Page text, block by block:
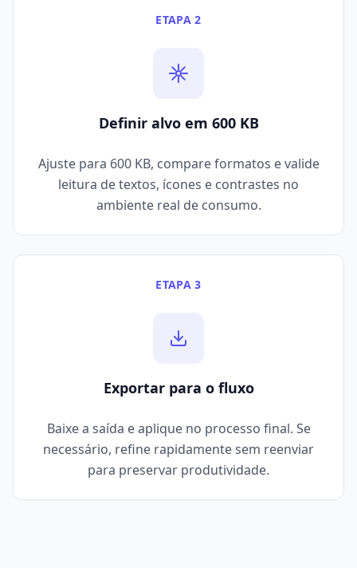
ETAPA 2
Definir alvo em 600 KB
Ajuste para 600 KB, compare formatos e valide
leitura de textos, ícones e contrastes no
ambiente real de consumo.
ETAPA 3
Exportar para o fluxo
Baixe a saída e aplique no processo final. Se
necessário, refine rapidamente sem reenviar
para preservar produtividade.